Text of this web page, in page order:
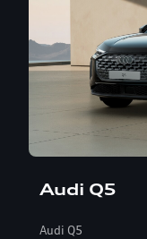
Audi Q5
Audi Q5